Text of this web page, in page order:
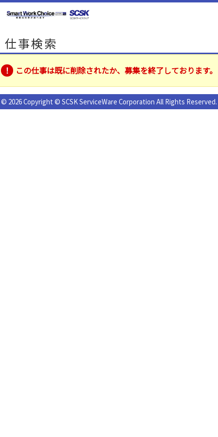
仕事検索
この仕事は既に削除されたか、募集を終了しております。
© 2026 Copyright © SCSK ServiceWare Corporation All Rights Reserved.